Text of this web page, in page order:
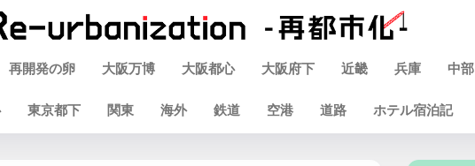
再開発の卵 大阪万博 大阪都心 大阪府下 近畿 兵庫 中部
東京都下 関東 海外 鉄道 空港 道路 ホテル宿泊記